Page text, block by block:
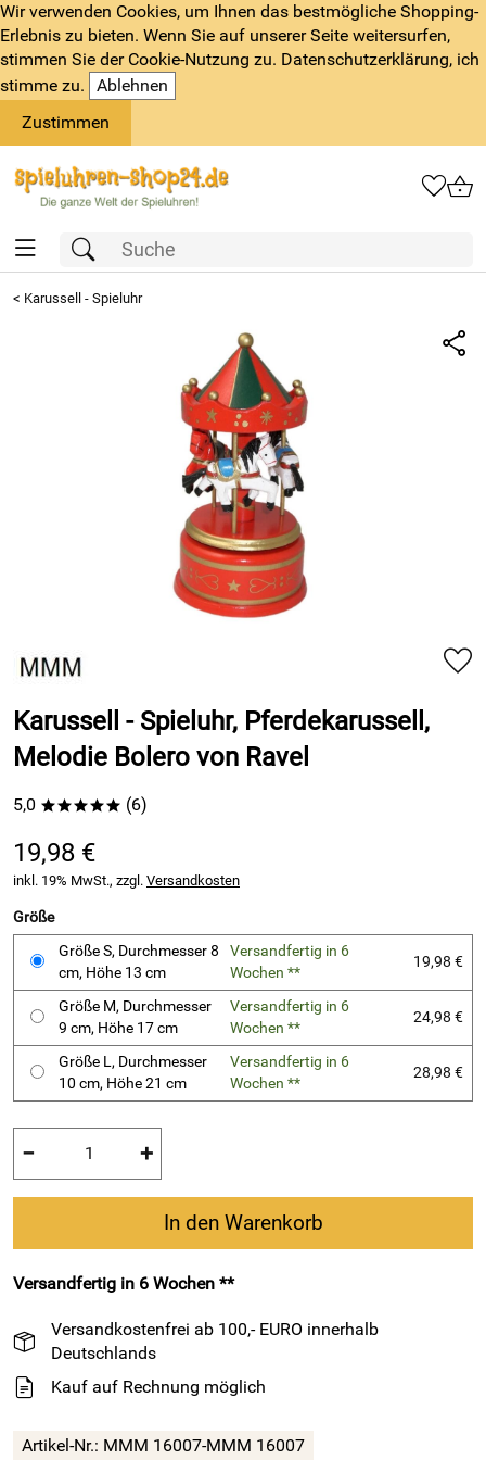
Wir verwenden Cookies, um Ihnen das bestmögliche Shopping-
Erlebnis zu bieten. Wenn Sie auf unserer Seite weitersurfen,
stimmen Sie der Cookie-Nutzung zu. Datenschutzerklärung, ich
stimme zu.
Ablehnen
Zustimmen
< Karussell - Spieluhr
Karussell - Spieluhr, Pferdekarussell,
Melodie Bolero von Ravel
5,0 ***** (6)
19,98 €
inkl. 19% MwSt., zzgl. Versandkosten
Größe
Größe S, Durchmesser 8
cm, Höhe 13 cm
Versandfertig in 6
Wochen **
19,98 €
Größe M, Durchmesser
9 cm, Höhe 17 cm
Versandfertig in 6
Wochen **
24,98 €
Größe L, Durchmesser
10 cm, Höhe 21 cm
Versandfertig in 6
Wochen **
28,98 €
− +
In den Warenkorb
Versandfertig in 6 Wochen **
Versandkostenfrei ab 100,- EURO innerhalb
Deutschlands
Kauf auf Rechnung möglich
Artikel-Nr.: MMM 16007-MMM 16007